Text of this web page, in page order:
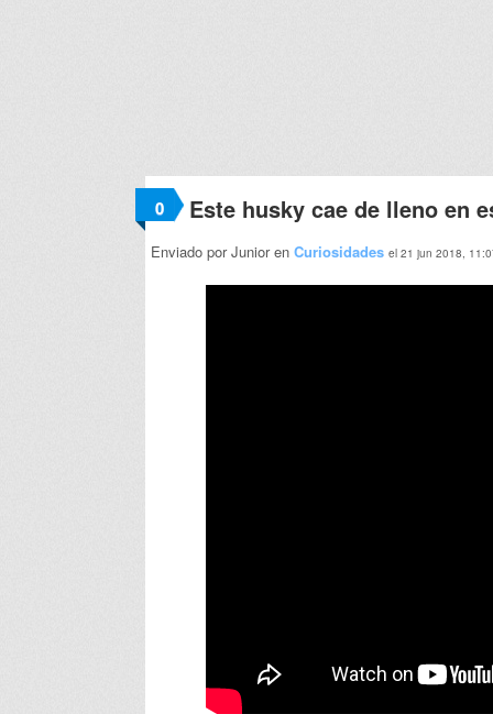
0 Este husky cae de lleno en
Enviado por Junior en Curiosidades el 21 jun 2018,